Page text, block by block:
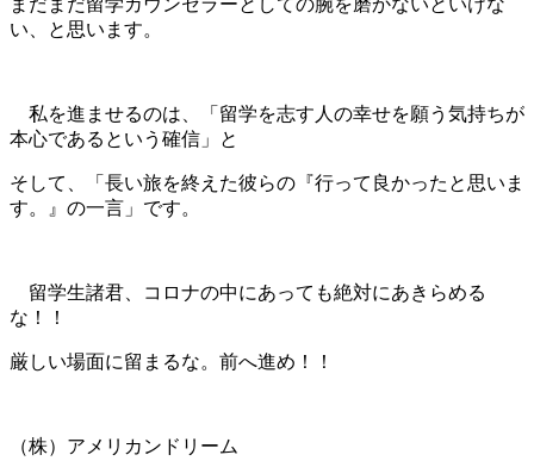
い、と思います。
私を進ませるのは、「留学を志す人の幸せを願う気持ちが
本心であるという確信」と
そして、「長い旅を終えた彼らの『行って良かったと思いま
す。』の一言」です。
留学生諸君、コロナの中にあっても絶対にあきらめる
な！！
厳しい場面に留まるな。前へ進め！！
（株）アメリカンドリーム